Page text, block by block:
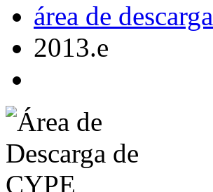
área de descarga
2013.e